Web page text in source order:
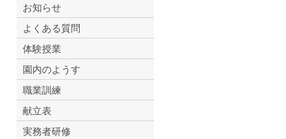
お知らせ
よくある質問
体験授業
園内のようす
職業訓練
献立表
実務者研修